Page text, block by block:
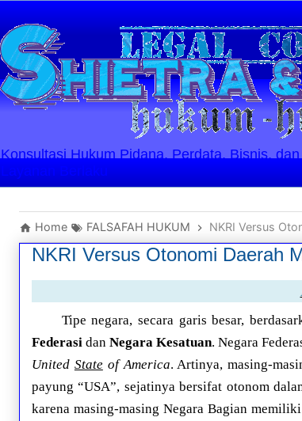
Konsultasi Hukum Pidana, Perdata, Bisnis,
Layanan Berlaku
Home FALSAFAH HUKUM NKRI Versus
NKRI Versus Otonomi Daerah
Tipe negara, secara garis besar,
Federasi dan Negara Kesatuan. Negara
United Stateof America. Artinya, masing-
payung “USA”, sejatinya bersifat otonom
karena masing-masing Negara Bagian